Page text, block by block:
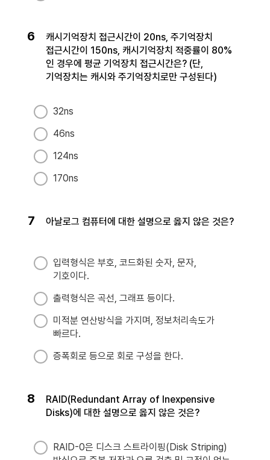
6
캐시기억장치 접근시간이 20ns, 주기억장치
접근시간이 150ns, 캐시기억장치 적중률이 80%
인 경우에 평균 기억장치 접근시간은? (단,
기억장치는 캐시와 주기억장치로만 구성된다)
32ns
46ns
124ns
170ns
7 아날로그 컴퓨터에 대한 설명으로 옳지 않은 것은?
입력형식은 부호, 코드화된 숫자, 문자,
기호이다.
출력형식은 곡선, 그래프 등이다.
미적분 연산방식을 가지며, 정보처리속도가
빠르다.
증폭회로 등으로 회로 구성을 한다.
8
RAID(Redundant Array of Inexpensive
Disks)에 대한 설명으로 옳지 않은 것은?
RAID-0은 디스크 스트라이핑(Disk Striping)